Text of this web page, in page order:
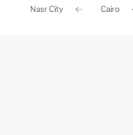
Cairo
Nasr City